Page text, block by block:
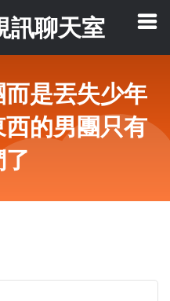
訊聊天室
是丟失少年
的男團只有